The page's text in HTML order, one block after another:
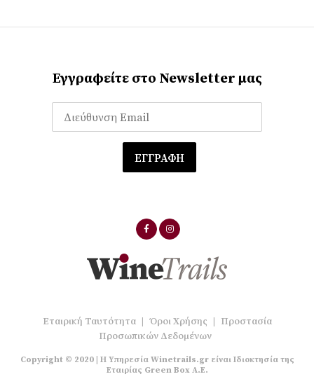
Εγγραφείτε στο Newsletter μας
Εταιρική Ταυτότητα | Όροι Χρήσης | Προστασία
Προσωπικών Δεδομένων
Copyright © 2020 | Η Υπηρεσία Winetrails.gr είναι Ιδιοκτησία της
Εταιρίας Green Box A.E.